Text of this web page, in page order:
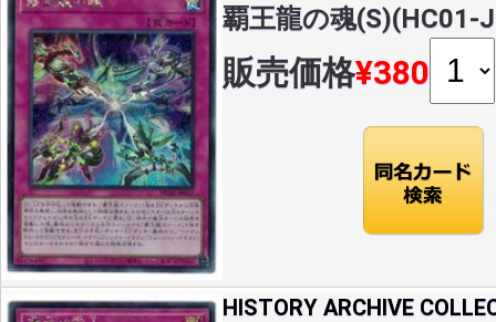
覇王龍の魂(S)(HC01-
販売価格¥380
HISTORY ARCHIVE